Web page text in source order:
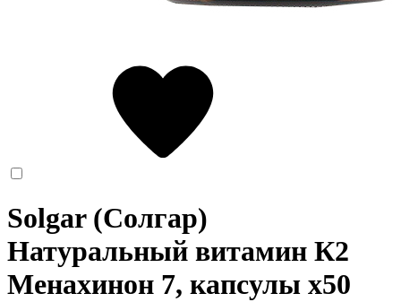
Solgar (Солгар)
Натуральный витамин К2
Менахинон 7, капсулы x50